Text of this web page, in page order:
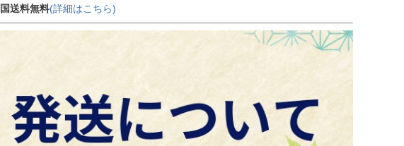
送料無料(詳細はこちら)